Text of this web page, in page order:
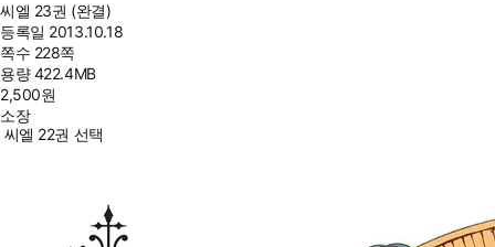
씨엘 23권 (완결)
등록일 2013.10.18
쪽수 228쪽
용량422.4MB
2,500원
소장
씨엘 22권 선택